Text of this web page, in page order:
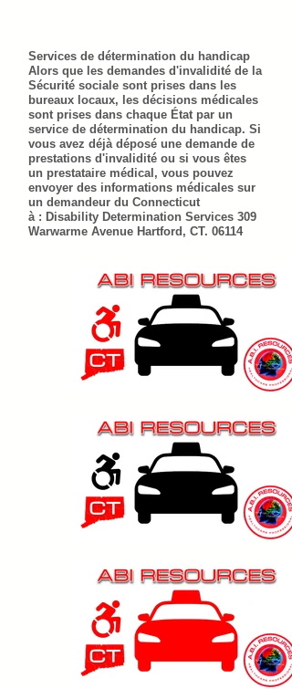
Services de détermination du handicap
Alors que les demandes d'invalidité de la
Sécurité sociale sont prises dans les
bureaux locaux, les décisions médicales
sont prises dans chaque État par un
service de détermination du handicap. Si
vous avez déjà déposé une demande de
prestations d'invalidité ou si vous êtes
un prestataire médical, vous pouvez
envoyer des informations médicales sur
un demandeur du Connecticut
à : Disability Determination Services 309
Warwarme Avenue Hartford, CT. 06114